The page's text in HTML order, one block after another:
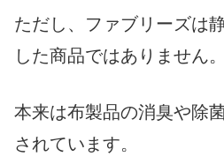
ただし、ファブリーズは
した商品ではありません。
本来は布製品の消臭や除
されています。